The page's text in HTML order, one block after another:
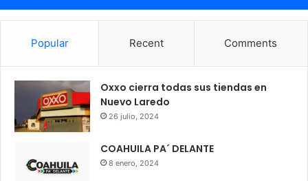
Popular Recent Comments
Oxxo cierra todas sus tiendas en
Nuevo Laredo
26 julio, 2024
COAHUILA PA´ DELANTE
8 enero, 2024